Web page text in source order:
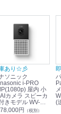
あり☆彡
ソニック
i-PRO
屋内 小
カメラ スピーカ
きモデル WV-
F2L (送料無
78,000円 （税別）
(